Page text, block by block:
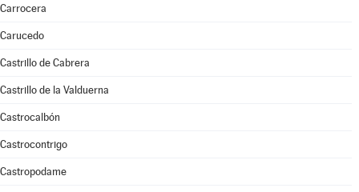
Carrocera
Carucedo
Castrillo de Cabrera
Castrillo de la Valduerna
Castrocalbón
Castrocontrigo
Castropodame